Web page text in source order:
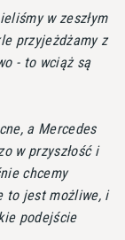
w zeszłym
przyjeżdżamy z
- to wciąż są
a Mercedes
w przyszłość i
chcemy
to jest możliwe, i
podejście